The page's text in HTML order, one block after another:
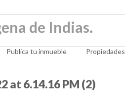
Publica tu inmueble Propiedades
at 6.14.16 PM (2)